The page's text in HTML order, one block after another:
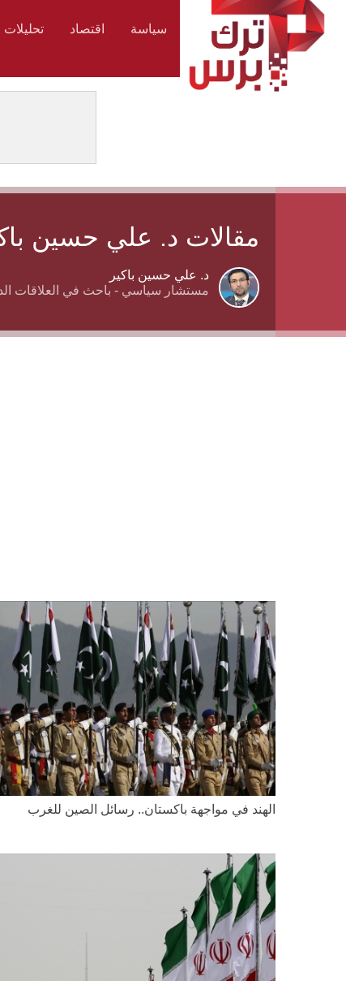
سياسة اقتصاد تحليلات
مقالات د. علي حسين
د. علي حسين باكير
مستشار سياسي - باحث في العلاقات
الهند في مواجهة باكستان.. رسائل الصين للغرب